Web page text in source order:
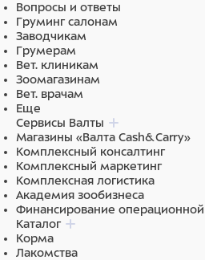
Вопросы и ответы
Груминг салонам
Заводчикам
Грумерам
Вет. клиникам
Зоомагазинам
Вет. врачам
Еще
Сервисы Валты
Магазины «Валта Cash&Carry»
Комплексный консалтинг
Комплексный маркетинг
Комплексная логистика
Академия зообизнеса
Финансирование операционной
Каталог
Корма
Лакомства